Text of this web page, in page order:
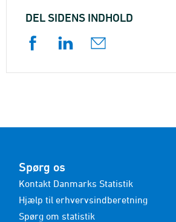
DEL SIDENS INDHOLD
Spørg os
Kontakt Danmarks Statistik
Hjælp til erhvervsindberetning
Spørg om statistik